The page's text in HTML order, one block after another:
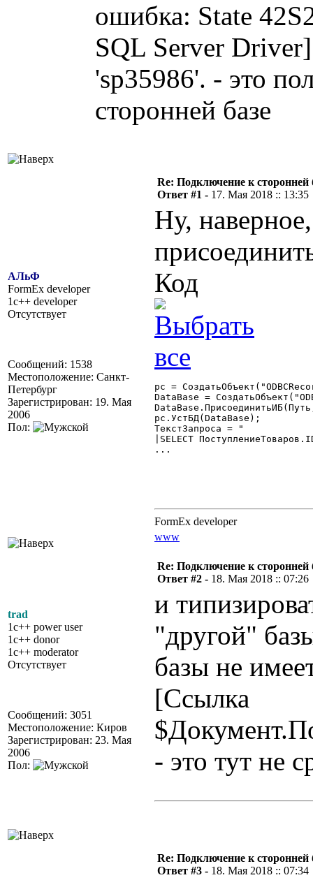
ошибка: State
SQL Server
'sp35986'. - это
сторонней базе
АЛьФ
FormEx developer
1c++ developer
Отсутствует
Сообщений: 1538
Местоположение: Санкт-
Петербург
Зарегистрирован: 19. Мая
2006
Пол:
Re: Подключение к сторонней
Ответ #1 - 17. Мая 2018 :: 13:35
Ну,
Код
рс =
DataBase =
рс.УстБД(DataBase);
ТекстЗапроса = "
|SELECT
...
FormEx developer
www
trad
1c++ power user
1c++ donor
1c++ moderator
Отсутствует
Сообщений: 3051
Местоположение: Киров
Зарегистрирован: 23. Мая
2006
Пол:
Re: Подключение к сторонней
Ответ #2 - 18. Мая 2018 :: 07:26
и
"другой"
базы не
[Ссылка
- это тут не
Re: Подключение к сторонней
Ответ #3 - 18. Мая 2018 :: 07:34